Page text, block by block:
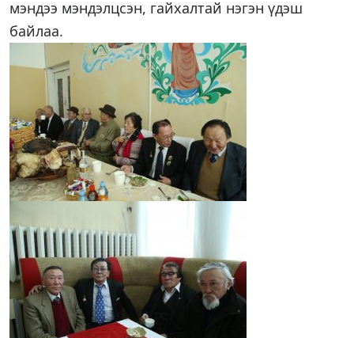
мэндээ мэндэлцсэн, гайхалтай нэгэн үдэш
байлаа.